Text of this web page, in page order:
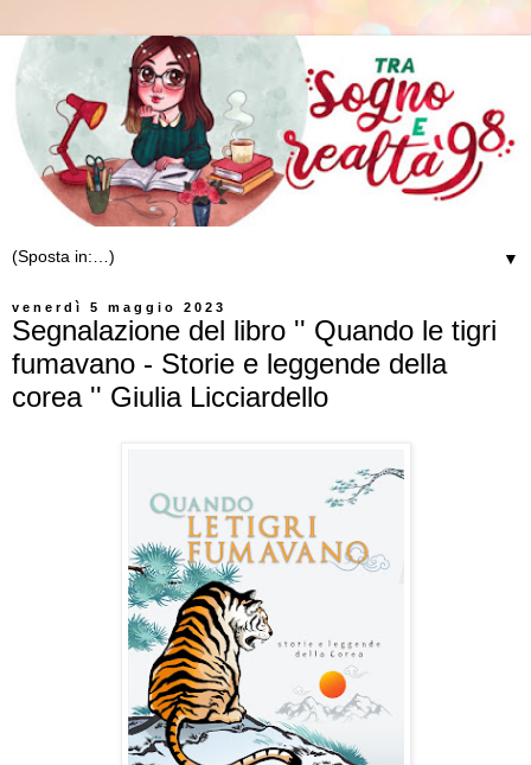
▼
venerdì 5 maggio 2023
Segnalazione del libro '' Quando le tigri
fumavano - Storie e leggende della
corea '' Giulia Licciardello